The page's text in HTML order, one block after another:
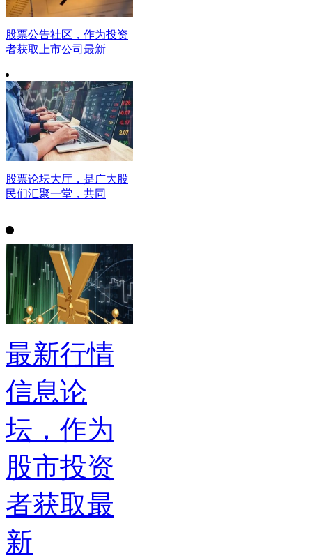
股票公告社区，作为投资
者获取上市公司最新
股票论坛大厅，是广大股
民们汇聚一堂，共同
最新行情
信息论
坛，作为
股市投资
者获取最
新